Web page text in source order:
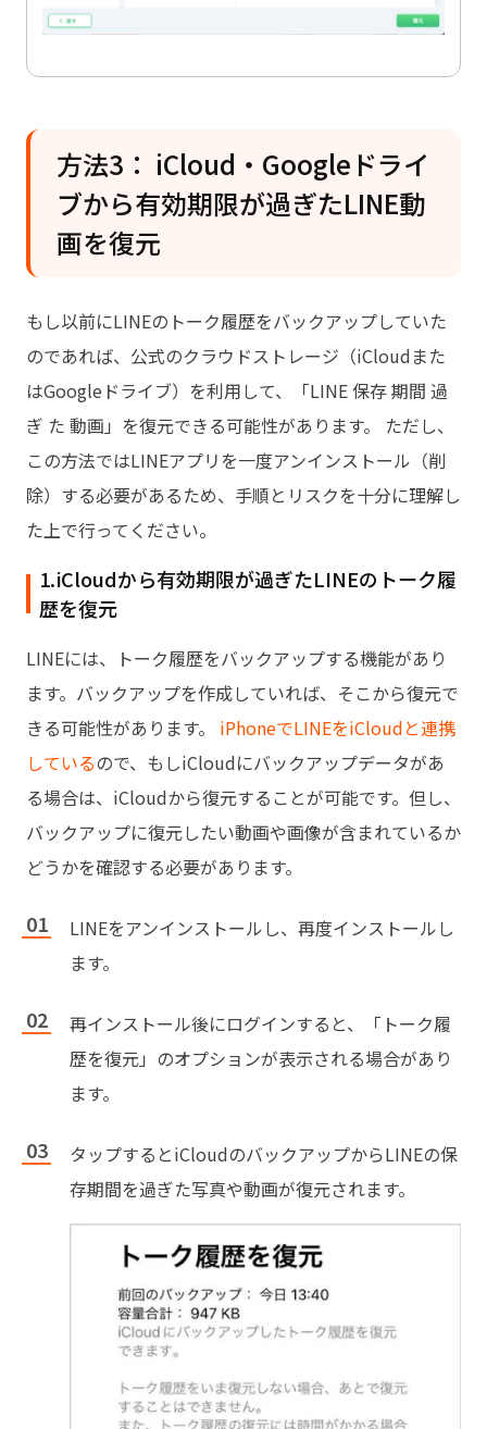
方法3： iCloud・Googleドライ
ブから有効期限が過ぎたLINE動
画を復元
もし以前にLINEのトーク履歴をバックアップしていた
のであれば、公式のクラウドストレージ（iCloudまた
はGoogleドライブ）を利用して、「LINE 保存 期間 過
ぎ た 動画」を復元できる可能性があります。 ただし、
この方法ではLINEアプリを一度アンインストール（削
除）する必要があるため、手順とリスクを十分に理解し
た上で行ってください。
1.iCloudから有効期限が過ぎたLINEのトーク履
歴を復元
LINEには、トーク履歴をバックアップする機能があり
ます。バックアップを作成していれば、そこから復元で
きる可能性があります。 iPhoneでLINEをiCloudと連携
しているので、もしiCloudにバックアップデータがあ
る場合は、iCloudから復元することが可能です。但し、
バックアップに復元したい動画や画像が含まれているか
どうかを確認する必要があります。
LINEをアンインストールし、再度インストールし
ます。
再インストール後にログインすると、「トーク履
歴を復元」のオプションが表示される場合があり
ます。
タップするとiCloudのバックアップからLINEの保
存期間を過ぎた写真や動画が復元されます。